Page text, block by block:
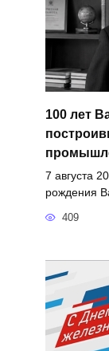
100 лет
7 августа
рождения
409